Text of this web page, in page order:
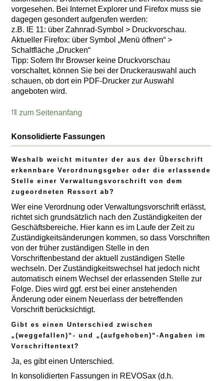
vorgesehen. Bei Internet Explorer und Firefox muss sie
dagegen gesondert aufgerufen werden:
z.B. IE 11: über Zahnrad-Symbol > Druckvorschau.
Aktueller Firefox: über Symbol „Menü öffnen“ >
Schaltfläche „Drucken“
Tipp: Sofern Ihr Browser keine Druckvorschau
vorschaltet, können Sie bei der Druckerauswahl auch
schauen, ob dort ein PDF-Drucker zur Auswahl
angeboten wird.
zum Seitenanfang
Konsolidierte Fassungen
Weshalb weicht mitunter der aus der Überschrift
erkennbare Verordnungsgeber oder die erlassende
Stelle einer Verwaltungsvorschrift von dem
zugeordneten Ressort ab?
Wer eine Verordnung oder Verwaltungsvorschrift erlässt,
richtet sich grundsätzlich nach den Zuständigkeiten der
Geschäftsbereiche. Hier kann es im Laufe der Zeit zu
Zuständigkeitsänderungen kommen, so dass Vorschriften
von der früher zuständigen Stelle in den
Vorschriftenbestand der aktuell zuständigen Stelle
wechseln. Der Zuständigkeitswechsel hat jedoch nicht
automatisch einem Wechsel der erlassenden Stelle zur
Folge. Dies wird ggf. erst bei einer anstehenden
Änderung oder einem Neuerlass der betreffenden
Vorschrift berücksichtigt.
Gibt es einen Unterschied zwischen
„(weggefallen)“- und „(aufgehoben)“-Angaben im
Vorschriftentext?
Ja, es gibt einen Unterschied.
In konsolidierten Fassungen in REVOSax (d.h.